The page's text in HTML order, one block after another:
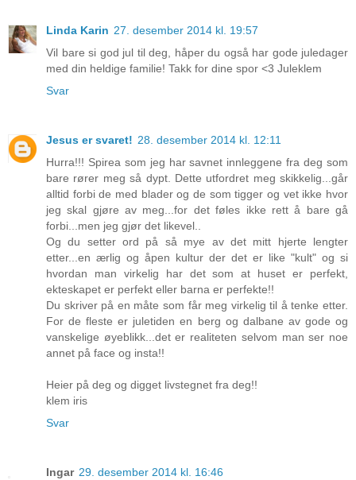
Linda Karin 27. desember 2014 kl. 19:57
Vil bare si god jul til deg, håper du også har gode juledager
med din heldige familie! Takk for dine spor <3 Juleklem
Svar
Jesus er svaret! 28. desember 2014 kl. 12:11
Hurra!!! Spirea som jeg har savnet innleggene fra deg som
bare rører meg så dypt. Dette utfordret meg skikkelig...går
alltid forbi de med blader og de som tigger og vet ikke hvor
jeg skal gjøre av meg...for det føles ikke rett å bare gå
forbi...men jeg gjør det likevel..
Og du setter ord på så mye av det mitt hjerte lengter
etter...en ærlig og åpen kultur der det er like "kult" og si
hvordan man virkelig har det som at huset er perfekt,
ekteskapet er perfekt eller barna er perfekte!!
Du skriver på en måte som får meg virkelig til å tenke etter.
For de fleste er juletiden en berg og dalbane av gode og
vanskelige øyeblikk...det er realiteten selvom man ser noe
annet på face og insta!!
Heier på deg og digget livstegnet fra deg!!
klem iris
Svar
Ingar 29. desember 2014 kl. 16:46